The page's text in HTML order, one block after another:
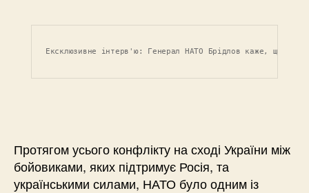
Ексклюзивне інтерв'ю: Генерал НАТО Брідлов каже, що
Протягом усього конфлікту на сході України між
бойовиками, яких підтримує Росія, та
українськими силами, НАТО було одним із